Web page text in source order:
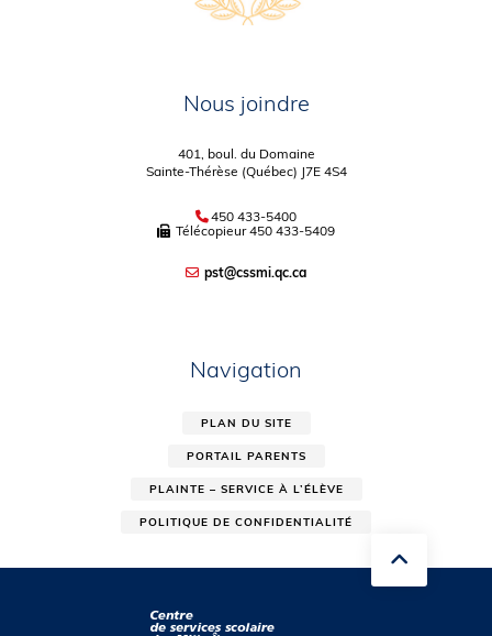
Nous joindre
401, boul. du Domaine
Sainte-Thérèse (Québec) J7E 4S4
450 433-5400
Télécopieur450 433-5409
pst@cssmi.qc.ca
Navigation
PLAN DU SITE
PORTAIL PARENTS
PLAINTE – SERVICE À L’ÉLÈVE
POLITIQUE DE CONFIDENTIALITÉ